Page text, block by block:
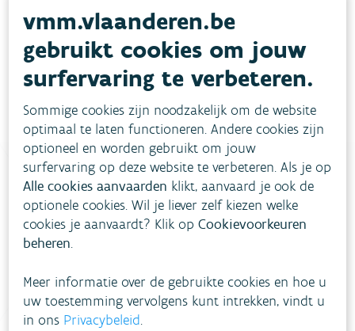
van haar zien, wat drempelverlagend kan werken.
De LAC-medewerker heeft recent met succes
iemand via Facebook gecontacteerd die ze op
geen andere manier kon bereiken.
Heb je vragen?
Niet gevonden wat je zocht? Vul ons
contactformulier in
vmm.vlaanderen.be
gebruikt cookies om jouw
surfervaring te verbeteren.
Sommige cookies zijn noodzakelijk om de website
optimaal te laten functioneren. Andere cookies zijn
optioneel en worden gebruikt om jouw
surfervaring op deze website te verbeteren. Als je op
Alle cookies aanvaarden klikt, aanvaard je ook de
optionele cookies. Wil je liever zelf kiezen welke
cookies je aanvaardt? Klik opCookievoorkeuren
beheren.
Meer informatie over de gebruikte cookies en hoe u
uw toestemming vervolgens kunt intrekken, vindt u
in ons Privacybeleid.